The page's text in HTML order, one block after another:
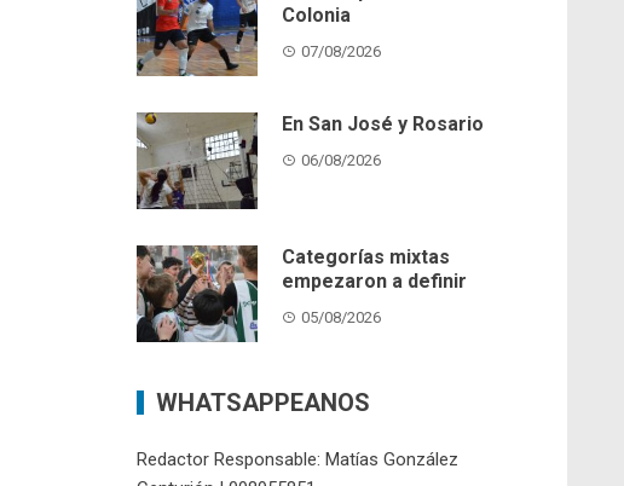
Colonia
07/08/2026
En San José y Rosario
06/08/2026
Categorías mixtas
empezaron a definir
05/08/2026
WHATSAPPEANOS
Redactor Responsable: Matías González